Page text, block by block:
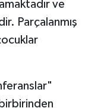
ve
Parçalanmış